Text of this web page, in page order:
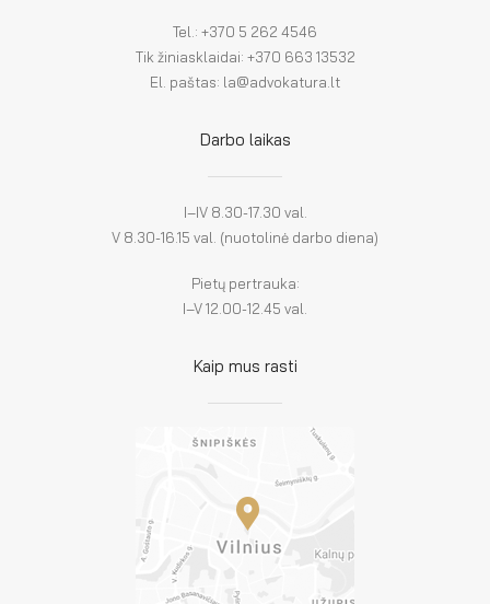
Tel.: +370 5 262 4546
Tik žiniasklaidai: +370 663 13532
El. paštas: la@advokatura.lt
Darbo laikas
I–IV 8.30-17.30 val.
V 8.30-16.15 val. (nuotolinė darbo diena)
Pietų pertrauka:
I–V 12.00-12.45 val.
Kaip mus rasti